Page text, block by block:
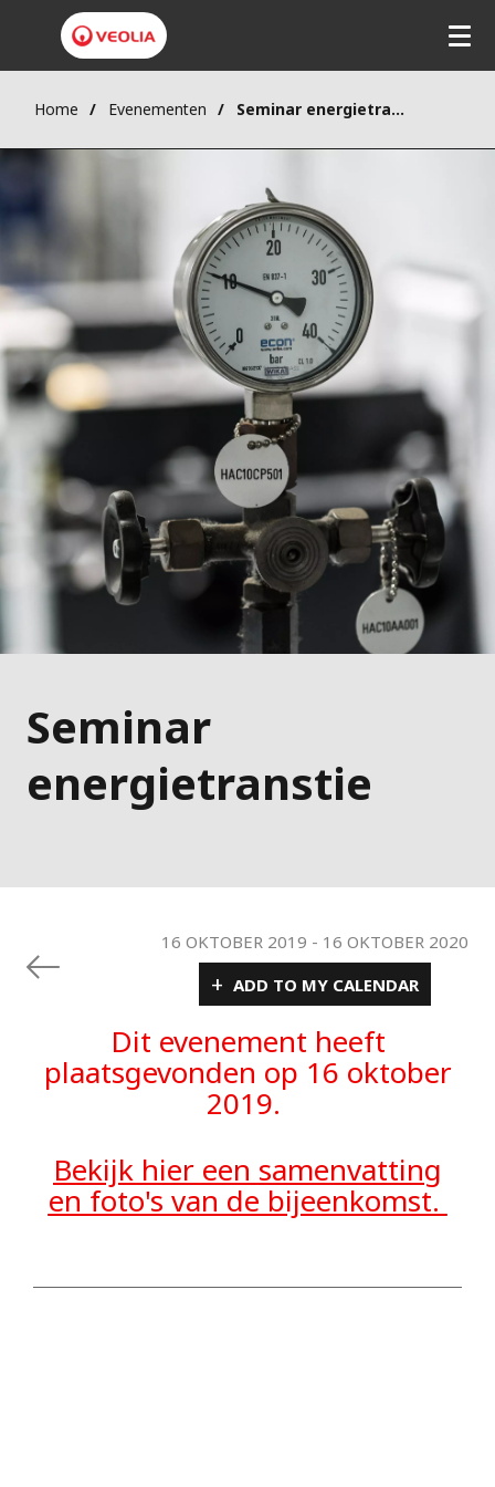
Home Evenementen Seminar energietranstie
Seminar
energietranstie
16 OKTOBER 2019 - 16 OKTOBER 2020
+ ADD TO MY CALENDAR
Dit evenement heeft
plaatsgevonden op 16 oktober
2019.
Bekijk hier een samenvatting
en foto's van de bijeenkomst.